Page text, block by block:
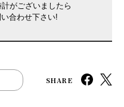
がございましたら
合わせ下さい!
SHARE